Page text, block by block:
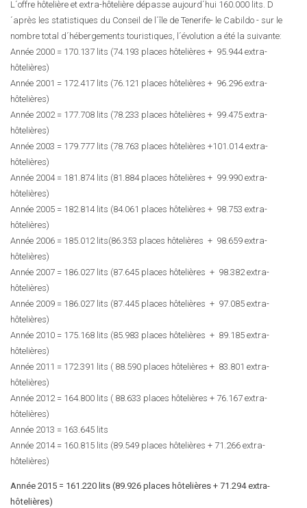
L´offre hôtelière et extra-hôtelière dépasse aujourd´hui 160.000 lits. D
´après les statistiques du Conseil de l´île de Tenerife- le Cabildo - sur le
nombre total d´hébergements touristiques, l´évolution a été la suivante:
Année 2000 = 170.137 lits (74.193 places hôtelières + 95.944 extra-
hôtelières)
Année 2001 = 172.417 lits (76.121 places hôtelières + 96.296 extra-
hôtelières)
Année 2002 = 177.708 lits (78.233 places hôtelières + 99.475 extra-
hôtelières)
Année 2003 = 179.777 lits (78.763 places hôtelières +101.014 extra-
hôtelières)
Année 2004 = 181.874 lits (81.884 places hôtelières + 99.990 extra-
hôtelières)
Année 2005 = 182.814 lits (84.061 places hôtelières + 98.753 extra-
hôtelières)
Année 2006 = 185.012 lits(86.353 places hôtelières + 98.659 extra-
hôtelières)
Année 2007 = 186.027 lits (87.645 places hôtelières + 98.382 extra-
hôtelières)
Année 2009 = 186.027 lits (87.445 places hôtelières + 97.085 extra-
hôtelières)
Année 2010 = 175.168 lits (85.983 places hôtelières + 89.185 extra-
hôtelières)
Année 2011 = 172.391 lits ( 88.590 places hôtelières + 83.801 extra-
hôtelières)
Année 2012 = 164.800 lits ( 88.633 places hôtelières + 76.167 extra-
hôtelières)
Année 2013 = 163.645 lits
Année 2014 = 160.815 lits (89.549 places hôtelières + 71.266 extra-
hôtelières)
Année 2015 = 161.220 lits (89.926 places hôtelières + 71.294 extra-
hôtelières)